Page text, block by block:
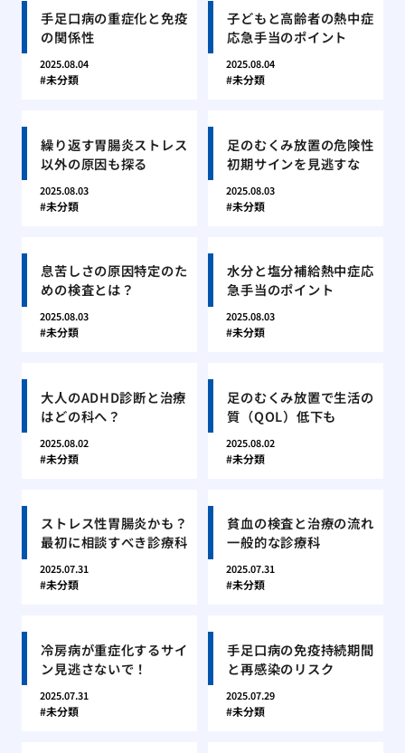
手足口病の重症化と免疫
の関係性
2025.08.04
未分類
子どもと高齢者の熱中症
応急手当のポイント
2025.08.04
未分類
繰り返す胃腸炎ストレス
以外の原因も探る
2025.08.03
未分類
足のむくみ放置の危険性
初期サインを見逃すな
2025.08.03
未分類
息苦しさの原因特定のた
めの検査とは？
2025.08.03
未分類
水分と塩分補給熱中症応
急手当のポイント
2025.08.03
未分類
大人のADHD診断と治療
はどの科へ？
2025.08.02
未分類
足のむくみ放置で生活の
質（QOL）低下も
2025.08.02
未分類
ストレス性胃腸炎かも？
最初に相談すべき診療科
2025.07.31
未分類
貧血の検査と治療の流れ
一般的な診療科
2025.07.31
未分類
冷房病が重症化するサイ
ン見逃さないで！
2025.07.31
未分類
手足口病の免疫持続期間
と再感染のリスク
2025.07.29
未分類